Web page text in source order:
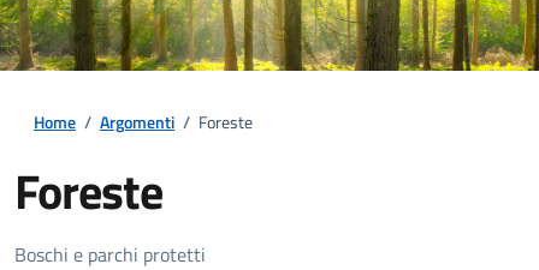
Home / Argomenti / Foreste
Foreste
Boschi e parchi protetti